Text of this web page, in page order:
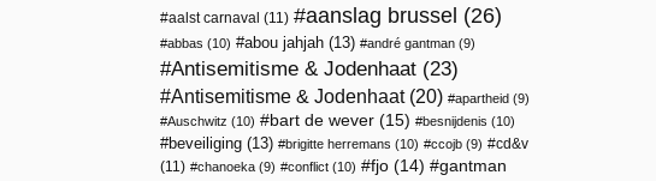
aalst carnaval (11) aanslag brussel (26)
abbas (10) abou jahjah (13) andré gantman (9)
Antisemitisme & Jodenhaat (23)
Antisemitisme & Jodenhaat(20) apartheid (9)
Auschwitz (10) bart de wever (15) besnijdenis (10)
beveiliging (13) brigitte herremans (10) ccojb (9)
cd&v
(11)
chanoeka (9) conflict (10) fjo (14) gantman